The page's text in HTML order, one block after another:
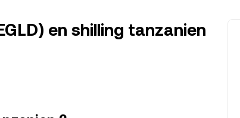
en shilling tanzanien